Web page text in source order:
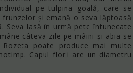
pe tulpina goală, care se
frunzelor și emană o seva lăptoasă
Seva lasă în urmă pete întunecate
câteva zile pe mâini și abia se
poate produce mai multe
Capul florii are un diametru